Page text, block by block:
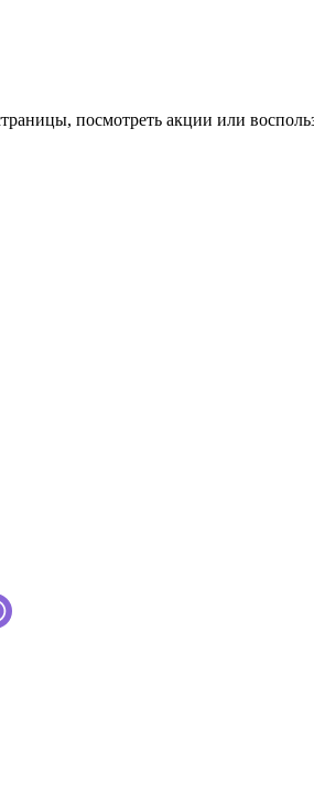
посмотреть акции или